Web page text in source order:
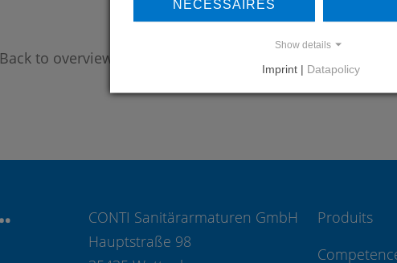
Back to overview
CONTI Sanitärarmaturen GmbH
Hauptstraße 98
Produits
NÉCESSAIRES
Show details
Imprint | Datapolicy